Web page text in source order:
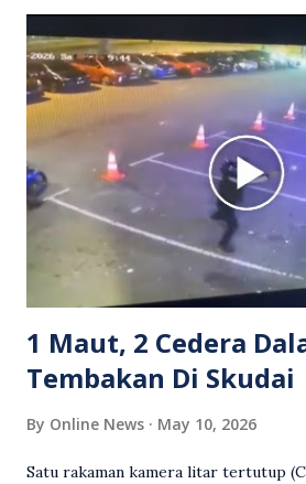
Grab bertindak mempertahankan
berlaku pertikaman lidah antara
berkenaan kini tular di media sosial
reaksi orang ramai. Antara komen
media sosial mengenai insiden
meluahkan rasa marah terhadap
serta memuji pemandu Grab kerana
Sebahagian netizen turut meminta
mengambil tindakan tegas, manakala
terhadap wanita dipercayai menjadi
1 Maut, 2 Cedera
Tembakan Di Skudai
By Online News May 10, 2026
Satu rakaman kamera litar tertutup